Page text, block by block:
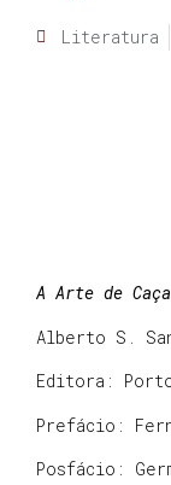
Literatura
A Arte de
Alberto S.
Editora:
Prefácio:
Posfácio: